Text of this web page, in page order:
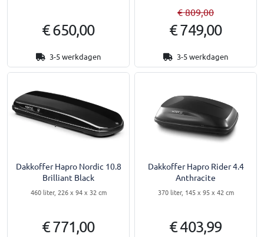
€ 650,00
3-5 werkdagen
€ 809,00
€ 749,00
3-5 werkdagen
Dakkoffer Hapro Nordic 10.8
Brilliant Black
460 liter, 226 x 94 x 32 cm
€ 771,00
Dakkoffer Hapro Rider 4.4
Anthracite
370 liter, 145 x 95 x 42 cm
€ 403,99